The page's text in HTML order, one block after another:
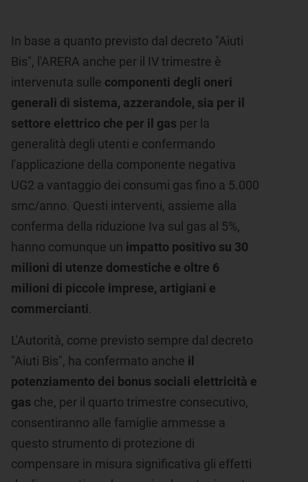
In base a quanto previsto dal decreto "Aiuti
Bis", l'ARERA anche per il IV trimestre è
intervenuta sulle componenti degli oneri
generali di sistema, azzerandole, sia per il
settore elettrico che per il gas per la
generalità degli utenti e confermando
l'applicazione della componente negativa
UG2 a vantaggio dei consumi gas fino a 5.000
smc/anno. Questi interventi, assieme alla
conferma della riduzione Iva sul gas al 5%,
hanno comunque un impatto positivo su 30
milioni di utenze domestiche e oltre 6
milioni di piccole imprese, artigiani e
commercianti.
L'Autorità, come previsto sempre dal decreto
"Aiuti Bis", ha confermato anche il
potenziamento dei bonus sociali elettricità e
gas che, per il quarto trimestre consecutivo,
consentiranno alle famiglie ammesse a
questo strumento di protezione di
compensare in misura significativa gli effetti